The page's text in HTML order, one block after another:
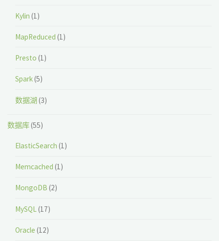
Kylin (1)
MapReduced (1)
Presto (1)
Spark(5)
数据湖(3)
数据库(55)
ElasticSearch (1)
Memcached (1)
MongoDB (2)
MySQL (17)
Oracle (12)